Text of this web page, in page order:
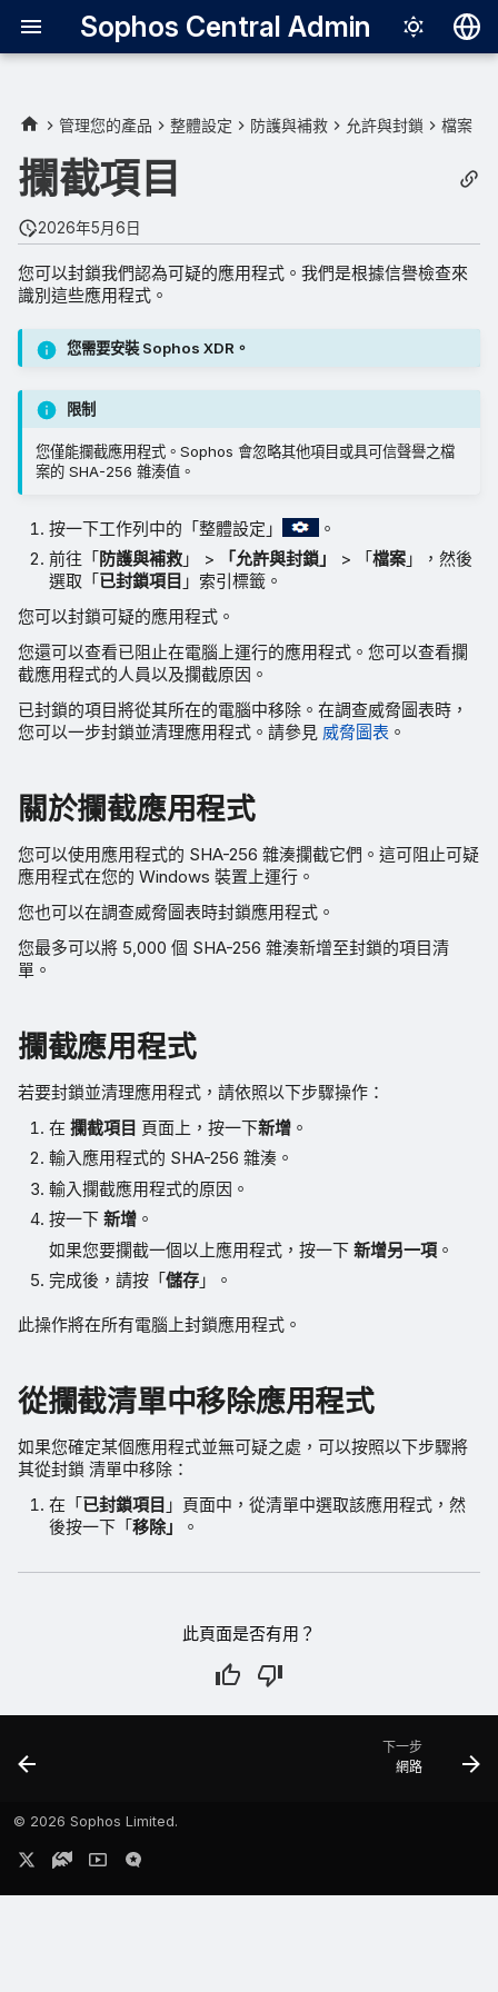
Sophos Central Admin
English
Italiano
日本語
關於攔截應用程式
從攔截清單中移除應用程式
管理您的產品 整體設定 防護與補救 允許與封鎖 檔案
攔截項目
2026年5月6日
您可以封鎖我們認為可疑的應用程式。我們是根據信譽檢查來
識別這些應用程式。
您需要安裝 Sophos XDR。
限制
您僅能攔截應用程式。Sophos 會忽略其他項目或具可信聲譽之檔
案的 SHA-256 雜湊值。
按一下工作列中的「整體設定」
。
前往「 防護與補救 」 > 「允許與封鎖」 > 「檔案 」，然後
選取「 已封鎖項目 」索引標籤。
您可以封鎖可疑的應用程式。
您還可以查看已阻止在電腦上運行的應用程式。您可以查看攔
截應用程式的人員以及攔截原因。
已封鎖的項目將從其所在的電腦中移除。在調查威脅圖表時，
您可以一步封鎖並清理應用程式。請參見 威脅圖表 。
關於攔截應用程式
您可以使用應用程式的 SHA-256 雜湊攔截它們。這可阻止可疑
應用程式在您的 Windows 裝置上運行。
您也可以在調查威脅圖表時封鎖應用程式。
您最多可以將 5,000 個 SHA-256 雜湊新增至封鎖的項目清
單。
攔截應用程式
若要封鎖並清理應用程式，請依照以下步驟操作：
在攔截項目 頁面上，按一下新增 。
輸入應用程式的 SHA-256 雜湊。
輸入攔截應用程式的原因。
按一下新增 。
如果您要攔截一個以上應用程式，按一下新增另一項 。
完成後，請按「儲存 」。
此操作將在所有電腦上封鎖應用程式。
從攔截清單中移除應用程式
如果您確定某個應用程式並無可疑之處，可以按照以下步驟將
其從封鎖 清單中移除：
在「已封鎖項目 」頁面中，從清單中選取該應用程式，然
後按一下「移除」 。
此頁面是否有用？
下一步
網路
© 2026 Sophos Limited.